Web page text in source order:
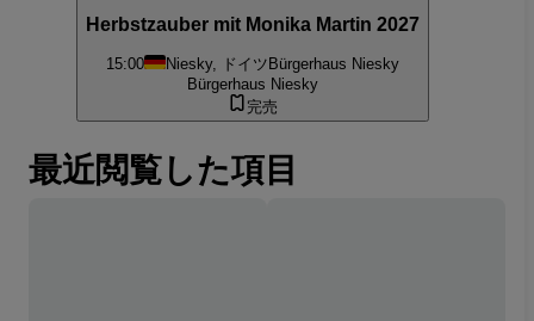
Herbstzauber mit Monika Martin 2027
15:00 Niesky, ドイツ Bürgerhaus Niesky
Bürgerhaus Niesky
完売
最近閲覧した項目